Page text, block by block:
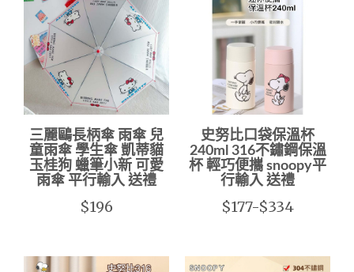
三麗鷗長柄傘 雨傘 兒
童雨傘 學生傘 凱蒂貓
玉桂狗 蠟筆小新 可愛
雨傘 平行輸入 送禮
$196
史努比口袋保溫杯
240ml 316不鏽鋼保溫
杯 輕巧便攜 snoopy平
行輸入 送禮
$177-$334